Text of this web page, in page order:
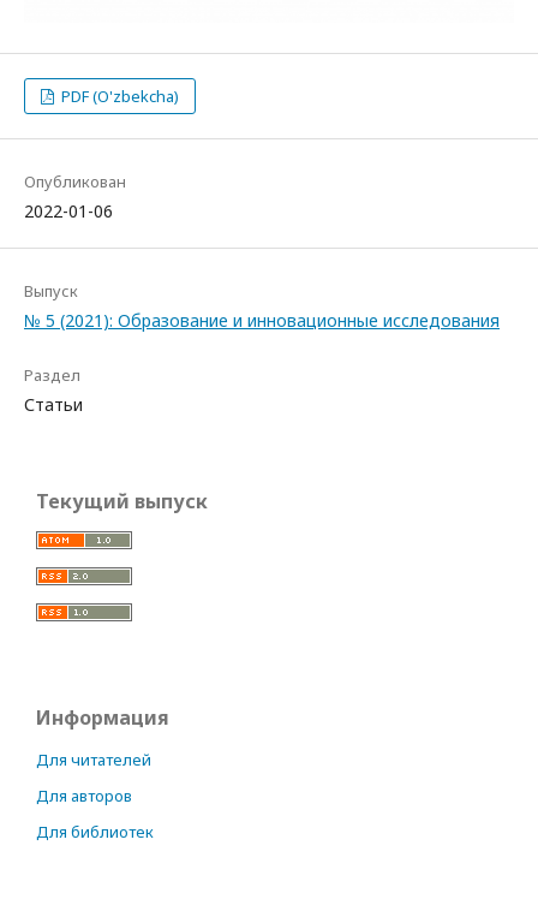
PDF (O'zbekcha)
Опубликован
2022-01-06
Выпуск
№ 5 (2021): Образование и инновационные исследования
Раздел
Статьи
Текущий выпуск
Информация
Для читателей
Для авторов
Для библиотек